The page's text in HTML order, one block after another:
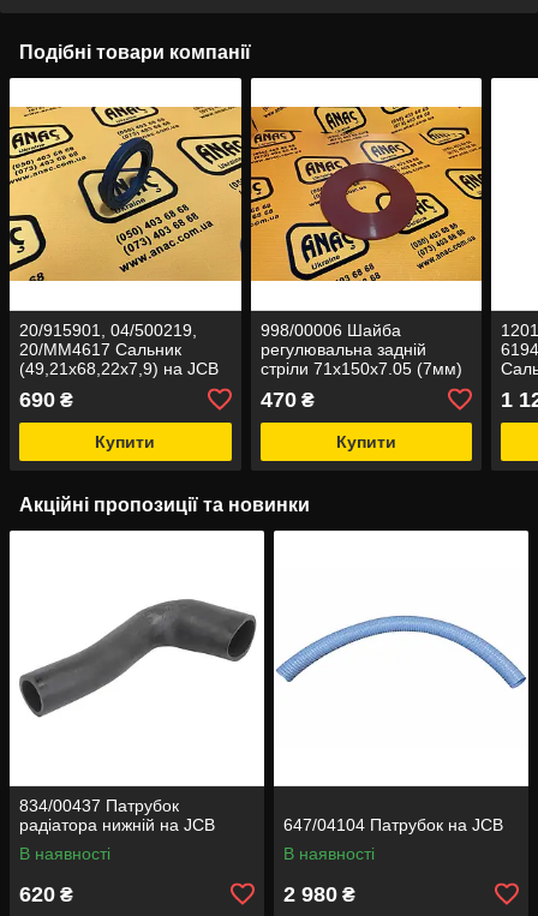
Подібні товари компанії
20/915901, 04/500219,
20/MM4617 Сальник
(49,21x68,22x7,9) на JCB
690 ₴
Купити
998/00006 Шайба
регулювальна задній
стріли 71x150x7.05 (7мм)
470₴
Купити
1
Акційні пропозиції та новинки
834/00437 Патрубок
радіатора нижній на JCB
В наявності
620 ₴
647/04104 Патрубок на JCB
В наявності
2 980 ₴